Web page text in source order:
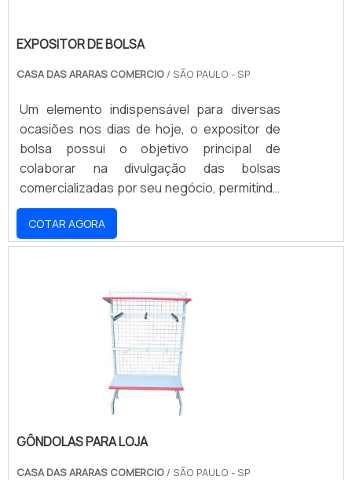
EXPOSITOR DE BOLSA
CASA DAS ARARAS COMERCIO / SÃO PAULO - SP
Um elemento indispensável para diversas
ocasiões nos dias de hoje, o expositor de
bolsa possui o objetivo principal de
colaborar na divulgação das bolsas
comercializadas por seu negócio, permitindo
que ofertas, promoções, lançamentos e
outras novidades sejam expostas e
cheguem até o conhecimento do
que o mercado caminha hoje, as empresas e
estabelecimentos devem buscar maneiras
cada vez mais comunicativas e criativas para
COTAR AGORA
GÔNDOLAS PARA LOJA
CASA DAS ARARAS COMERCIO / SÃO PAULO - SP